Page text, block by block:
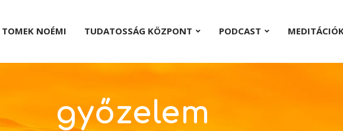
TOMEK NOÉMI TUDATOSSÁG KÖZPONT PODCAST
győzelem